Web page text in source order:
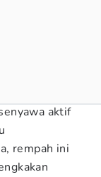
aktif
rempah ini